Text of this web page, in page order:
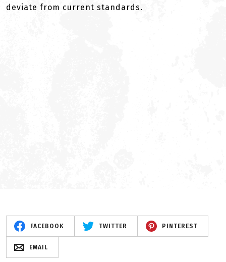
deviate from current standards.
FACEBOOK TWITTER PINTEREST
EMAIL